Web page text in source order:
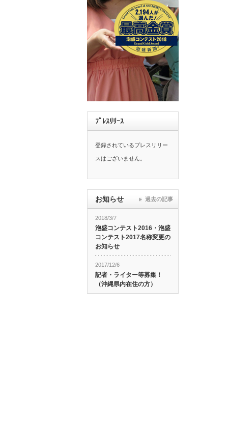
ﾌﾟﾚｽﾘﾘｰｽ
登録されているプレスリリー
スはございません。
お知らせ
2018/3/7
泡盛コンテスト2016・泡盛
コンテスト2017名称変更の
お知らせ
2017/12/6
記者・ライター等募集！
（沖縄県内在住の方）
過去の記事